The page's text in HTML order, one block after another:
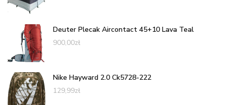
Deuter Plecak Aircontact 45+10 Lava Teal
900,00zł
Nike Hayward 2.0 Ck5728-222
129,99zł